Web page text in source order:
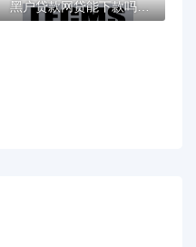
黑户贷款网贷能下款吗？十个逾期也不怕的贷...